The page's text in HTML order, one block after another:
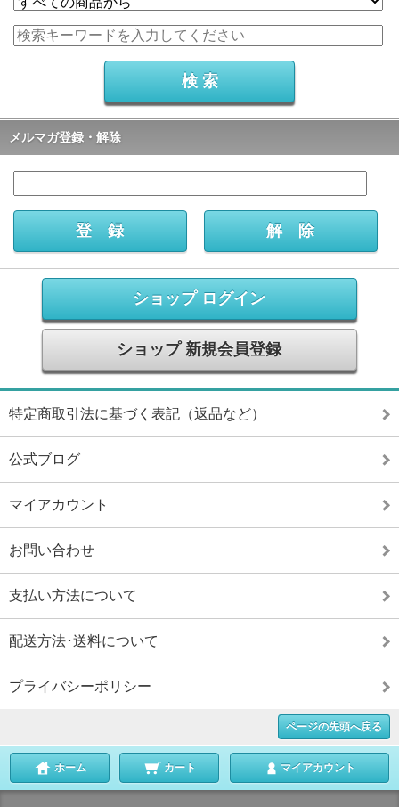
メルマガ登録・解除
ショップ ログイン
ショップ 新規会員登録
特定商取引法に基づく表記（返品など）
公式ブログ
マイアカウント
お問い合わせ
支払い方法について
配送方法･送料について
プライバシーポリシー
ページの先頭へ戻る
ホーム カート マイアカウント